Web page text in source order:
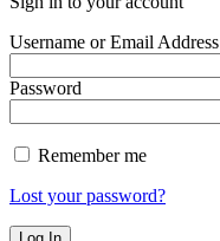
Username or Email Address
Password
Remember me
Lost your password?